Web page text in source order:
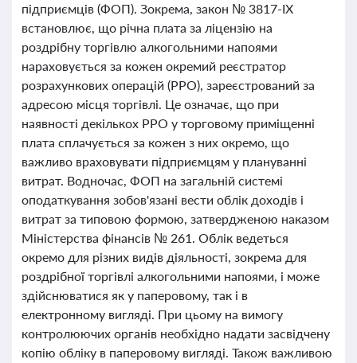
підприємців (ФОП). Зокрема, закон № 3817-ІХ
встановлює, що річна плата за ліцензію на
роздрібну торгівлю алкогольними напоями
нараховується за кожен окремий реєстратор
розрахункових операцій (РРО), зареєстрований за
адресою місця торгівлі. Це означає, що при
наявності декількох РРО у торговому приміщенні
плата сплачується за кожен з них окремо, що
важливо враховувати підприємцям у плануванні
витрат. Водночас, ФОП на загальній системі
оподаткування зобов'язані вести облік доходів і
витрат за типовою формою, затвердженою наказом
Міністерства фінансів № 261. Облік ведеться
окремо для різних видів діяльності, зокрема для
роздрібної торгівлі алкогольними напоями, і може
здійснюватися як у паперовому, так і в
електронному вигляді. При цьому на вимогу
контролюючих органів необхідно надати засвідчену
копію обліку в паперовому вигляді. Також важливою